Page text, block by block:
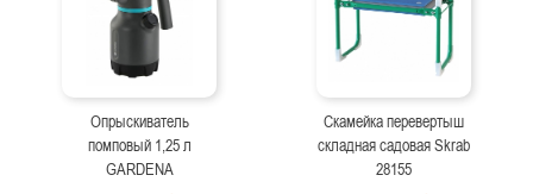
Опрыскиватель
помповый 1,25 л
GARDENA
Скамейка перевертыш
складная садовая Skrab
28155